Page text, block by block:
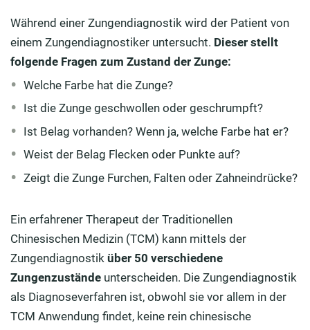
Während einer Zungendiagnostik wird der Patient von
einem Zungendiagnostiker untersucht. Dieser stellt
folgende Fragen zum Zustand der Zunge:
Welche Farbe hat die Zunge?
Ist die Zunge geschwollen oder geschrumpft?
Ist Belag vorhanden? Wenn ja, welche Farbe hat er?
Weist der Belag Flecken oder Punkte auf?
Zeigt die Zunge Furchen, Falten oder Zahneindrücke?
Ein erfahrener Therapeut der Traditionellen
Chinesischen Medizin (TCM) kann mittels der
Zungendiagnostik über 50 verschiedene
Zungenzustände unterscheiden. Die Zungendiagnostik
als Diagnoseverfahren ist, obwohl sie vor allem in der
TCM Anwendung findet, keine rein chinesische